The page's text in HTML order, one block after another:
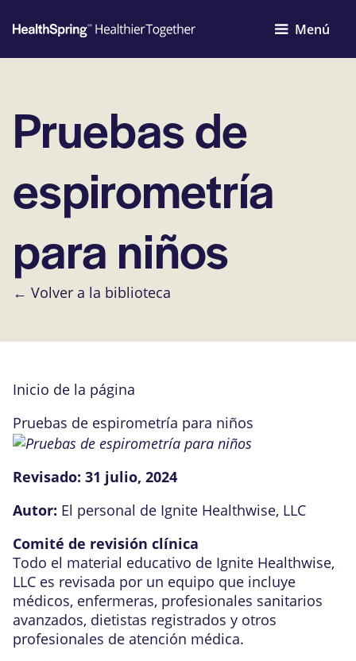
Menú
Pruebas de
espirometría
para niños
← Volver a la biblioteca
Inicio de la página
Pruebas de espirometría para niños
Revisado: 31 julio, 2024
Autor: El personal de Ignite Healthwise, LLC
Comité de revisión clínica
Todo el material educativo de Ignite Healthwise,
LLC es revisada por un equipo que incluye
médicos, enfermeras, profesionales sanitarios
avanzados, dietistas registrados y otros
profesionales de atención médica.